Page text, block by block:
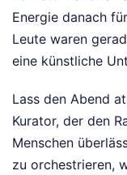
Energie danach
Leute waren
eine künstliche
Lass den Abend
Kurator, der den
Menschen
zu orchestrieren,